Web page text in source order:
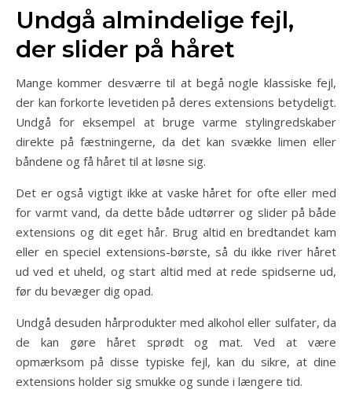
Undgå almindelige fejl,
der slider på håret
Mange kommer desværre til at begå nogle klassiske fejl,
der kan forkorte levetiden på deres extensions betydeligt.
Undgå for eksempel at bruge varme stylingredskaber
direkte på fæstningerne, da det kan svække limen eller
båndene og få håret til at løsne sig.
Det er også vigtigt ikke at vaske håret for ofte eller med
for varmt vand, da dette både udtørrer og slider på både
extensions og dit eget hår. Brug altid en bredtandet kam
eller en speciel extensions-børste, så du ikke river håret
ud ved et uheld, og start altid med at rede spidserne ud,
før du bevæger dig opad.
Undgå desuden hårprodukter med alkohol eller sulfater, da
de kan gøre håret sprødt og mat. Ved at være
opmærksom på disse typiske fejl, kan du sikre, at dine
extensions holder sig smukke og sunde i længere tid.